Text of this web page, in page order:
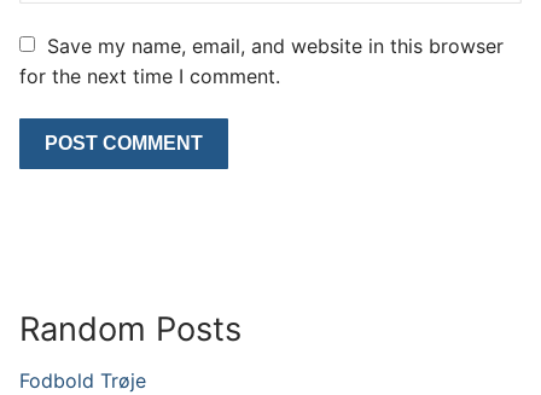
Save my name, email, and website in this browser
for the next time I comment.
Random Posts
Fodbold Trøje